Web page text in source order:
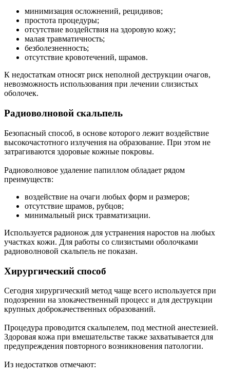
минимизация осложнений, рецидивов;
простота процедуры;
отсутствие воздействия на здоровую кожу;
малая травматичность;
безболезненность;
отсутствие кровотечений, шрамов.
К недостаткам относят риск неполной деструкции очагов,
невозможность использования при лечении слизистых
оболочек.
Радиоволновой скальпель
Безопасный способ, в основе которого лежит воздействие
высокочастотного излучения на образование. При этом не
затрагиваются здоровые кожные покровы.
Радиоволновое удаление папиллом обладает рядом
преимуществ:
воздействие на очаги любых форм и размеров;
отсутствие шрамов, рубцов;
минимальный риск травматизации.
Используется радионож для устранения наростов на любых
участках кожи. Для работы со слизистыми оболочками
радиоволновой скальпель не показан.
Хирургический способ
Сегодня хирургический метод чаще всего используется при
подозрении на злокачественный процесс и для деструкции
крупных доброкачественных образований.
Процедура проводится скальпелем, под местной анестезией.
Здоровая кожа при вмешательстве также захватывается для
предупреждения повторного возникновения патологии.
Из недостатков отмечают: